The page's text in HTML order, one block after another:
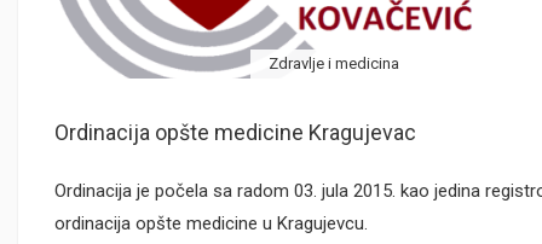
Zdravlje i medicina
Ordinacija opšte medicine Kragujevac
Ordinacija je počela sa radom 03. jula 2015. kao jedina
ordinacija opšte medicine u Kragujevcu.